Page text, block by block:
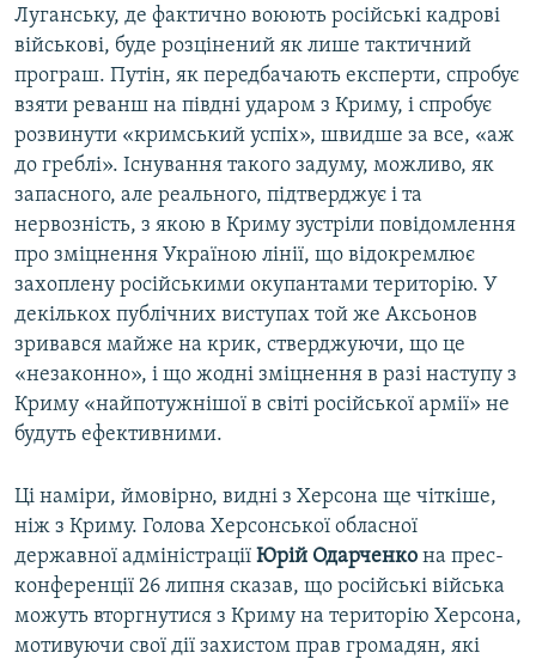
Луганську, де фактично воюють російські кадрові
військові, буде розцінений як лише тактичний
програш. Путін, як передбачають експерти, спробує
взяти реванш на півдні ударом з Криму, і спробує
розвинути «кримський успіх», швидше за все, «аж
до греблі». Існування такого задуму, можливо, як
запасного, але реального, підтверджує і та
нервозність, з якою в Криму зустріли повідомлення
про зміцнення Україною лінії, що відокремлює
захоплену російськими окупантами територію. У
декількох публічних виступах той же Аксьонов
зривався майже на крик, стверджуючи, що це
«незаконно», і що жодні зміцнення в разі наступу з
Криму «найпотужнішої в світі російської армії» не
будуть ефективними.
Ці наміри, ймовірно, видні з Херсона ще чіткіше,
ніж з Криму. Голова Херсонської обласної
державної адміністрації Юрій Одарченко на прес-
конференції 26 липня сказав, що російські війська
можуть вторгнутися з Криму на територію Херсона,
мотивуючи свої дії захистом прав громадян, які